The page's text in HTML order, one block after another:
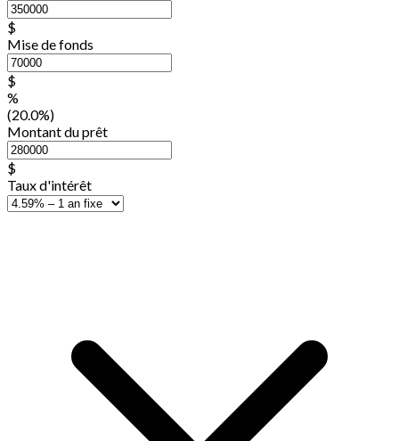
$
Mise de fonds
$
%
(20.0%)
Montant du prêt
$
Taux d'intérêt